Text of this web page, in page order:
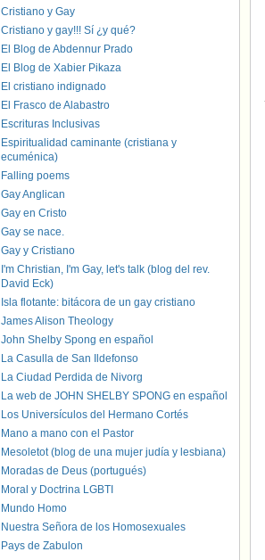
Cristiano y Gay
Cristiano y gay!!! Sí ¿y qué?
El Blog de Abdennur Prado
El Blog de Xabier Pikaza
El cristiano indignado
El Frasco de Alabastro
Escrituras Inclusivas
Espiritualidad caminante (cristiana y
ecuménica)
Falling poems
Gay Anglican
Gay en Cristo
Gay se nace.
Gay y Cristiano
I'm Christian, I'm Gay, let's talk (blog del rev.
David Eck)
Isla flotante: bitácora de un gay cristiano
James Alison Theology
John Shelby Spong en español
La Casulla de San Ildefonso
La Ciudad Perdida de Nivorg
La web de JOHN SHELBY SPONG en español
Los Universículos del Hermano Cortés
Mano a mano con el Pastor
Mesoletot (blog de una mujer judía y lesbiana)
Moradas de Deus (portugués)
Moral y Doctrina LGBTI
Mundo Homo
Nuestra Señora de los Homosexuales
Pays de Zabulon